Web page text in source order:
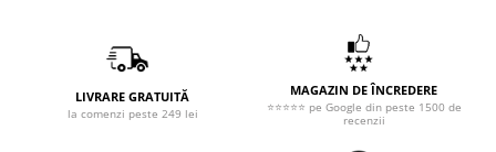
LIVRARE GRATUITĂ
la comenzi peste 249 lei
MAGAZIN DE ÎNCREDERE
⭐⭐⭐⭐⭐ pe Google din peste 1500 de
recenzii